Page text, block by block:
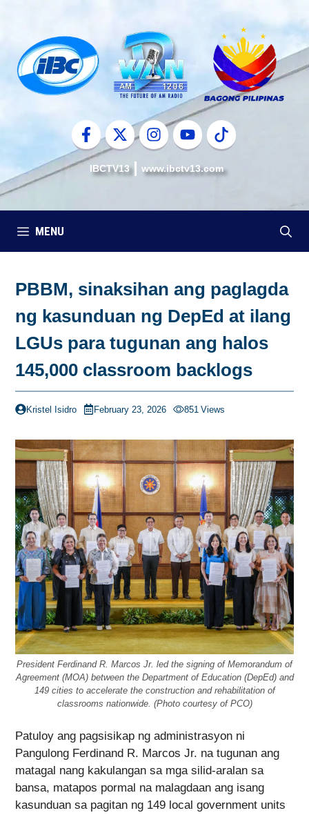
content
IBCTV13 www.ibctv13.com
MENU
PBBM, sinaksihan ang paglagda
ng kasunduan ng DepEd at ilang
LGUs para tugunan ang halos
145,000 classroom backlogs
Kristel Isidro February 23, 2026 851 Views
President Ferdinand R. Marcos Jr. led the signing of Memorandum of
Agreement (MOA) between the Department of Education (DepEd) and
149 cities to accelerate the construction and rehabilitation of
classrooms nationwide. (Photo courtesy of PCO)
Patuloy ang pagsisikap ng administrasyon ni
Pangulong Ferdinand R. Marcos Jr. na tugunan ang
matagal nang kakulangan sa mga silid-aralan sa
bansa, matapos pormal na malagdaan ang isang
kasunduan sa pagitan ng 149 local government units